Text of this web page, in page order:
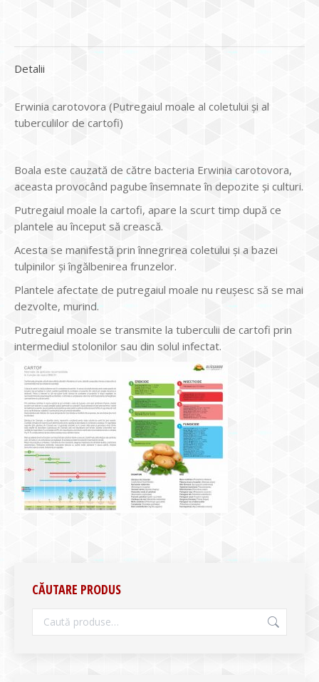
Detalii
Erwinia carotovora (Putregaiul moale al coletului și al
tuberculilor de cartofi)
Boala este cauzată de către bacteria Erwinia carotovora,
aceasta provocând pagube însemnate în depozite și culturi.
Putregaiul moale la cartofi, apare la scurt timp după ce
plantele au început să crească.
Acesta se manifestă prin înnegrirea coletului și a bazei
tulpinilor și îngălbenirea frunzelor.
Plantele afectate de putregaiul moale nu reușesc să se mai
dezvolte, murind.
Putregaiul moale se transmite la tuberculii de cartofi prin
intermediul stolonilor sau din solul infectat.
CĂUTARE PRODUS